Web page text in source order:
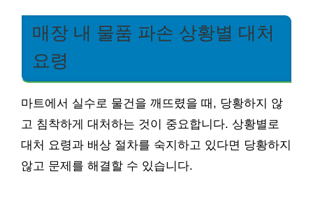
매장 내 물품 파손 상황별 대처
요령
마트에서 실수로 물건을 깨뜨렸을 때, 당황하지 않
고 침착하게 대처하는 것이 중요합니다. 상황별로
대처 요령과 배상 절차를 숙지하고 있다면 당황하지
않고 문제를 해결할 수 있습니다.